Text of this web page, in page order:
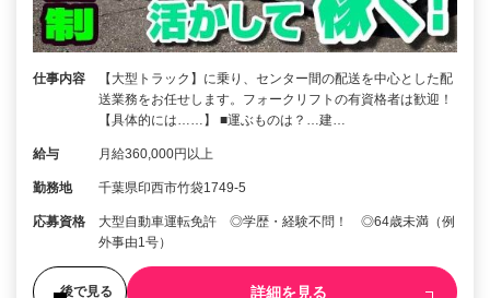
仕事内容
【大型トラック】に乗り、センター間の配送を中心とした配
送業務をお任せします。フォークリフトの有資格者は歓迎！
【具体的には……】 ■運ぶものは？…建…
給与 月給360,000円以上
勤務地 千葉県印西市竹袋1749-5
応募資格
大型自動車運転免許 ◎学歴・経験不問！ ◎64歳未満（例
外事由1号）
後で見る 詳細を見る